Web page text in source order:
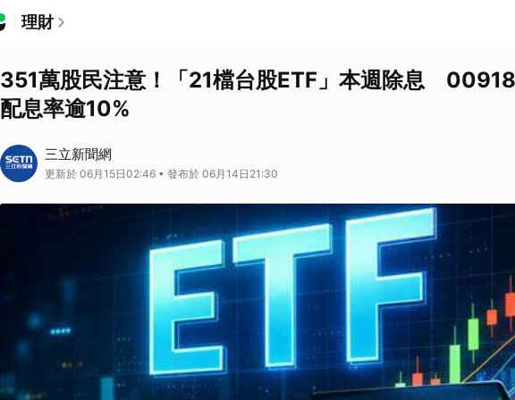
理財
351萬股民注意！「21檔台股ETF」本週除息
配息率逾10%
三立新聞網
更新於 06月15日02:46 • 發布於 06月14日21:30